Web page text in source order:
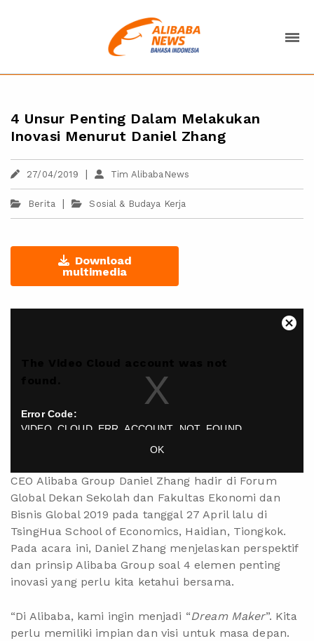
4 Unsur Penting Dalam Melakukan
Inovasi Menurut Daniel Zhang
27/04/2019 | Tim AlibabaNews
Berita | Sosial & Budaya Kerja
Download
multimedia
Error Code:
VIDEO_CLOUD_ERR_ACCOUNT_NOT_FOUND
2026-08-07:b5259f6646ff283a1bbbe1d0
OK
Close
CEO Alibaba Group Daniel Zhang hadir di Forum
Global Dekan Sekolah dan Fakultas Ekonomi dan
Bisnis Global 2019 pada tanggal 27 April lalu di
TsingHua School of Economics, Haidian, Tiongkok.
Pada acara ini, Daniel Zhang menjelaskan perspektif
dan prinsip Alibaba Group soal 4 elemen penting
inovasi yang perlu kita ketahui bersama.
“Di Alibaba, kami ingin menjadi “Dream Maker”. Kita
perlu memiliki impian dan visi untuk masa depan.